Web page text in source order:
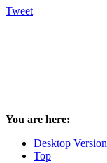
Tweet
You are here:
Desktop Version
Top